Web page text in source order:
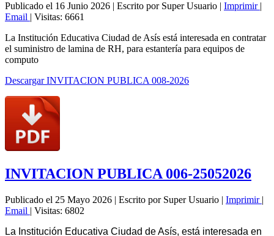
Publicado el 16 Junio 2026 | Escrito por Super Usuario | Imprimir |
Email | Visitas: 6661
La Institución Educativa Ciudad de Asís está interesada en contratar
el suministro de lamina de RH, para estantería para equipos de
computo
Descargar INVITACION PUBLICA 008-2026
INVITACION PUBLICA 006-25052026
Publicado el 25 Mayo 2026 | Escrito por Super Usuario | Imprimir |
Email | Visitas: 6802
La Institución Educativa Ciudad de Asís, está interesada en